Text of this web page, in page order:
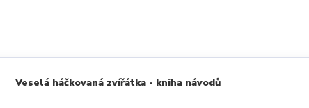
Veselá háčkovaná zvířátka - kniha návodů